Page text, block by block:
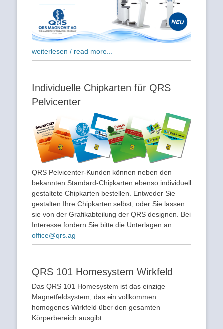
weiterlesen / read more...
Individuelle Chipkarten für QRS
Pelvicenter
QRS Pelvicenter-Kunden können neben den
bekannten Standard-Chipkarten ebenso individuell
gestaltete Chipkarten bestellen. Entweder Sie
gestalten Ihre Chipkarten selbst, oder Sie lassen
sie von der Grafikabteilung der QRS designen. Bei
Interesse fordern Sie bitte die Unterlagen an:
office@qrs.ag
QRS 101 Homesystem Wirkfeld
Das QRS 101 Homesystem ist das einzige
Magnetfeldsystem, das ein vollkommen
homogenes Wirkfeld über den gesamten
Körperbereich ausgibt.